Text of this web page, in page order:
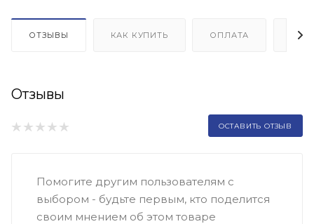
ОТЗЫВЫ КАК КУПИТЬ ОПЛАТА
Отзывы
ОСТАВИТЬ ОТЗЫВ
Помогите другим пользователям с
выбором - будьте первым, кто поделится
своим мнением об этом товаре